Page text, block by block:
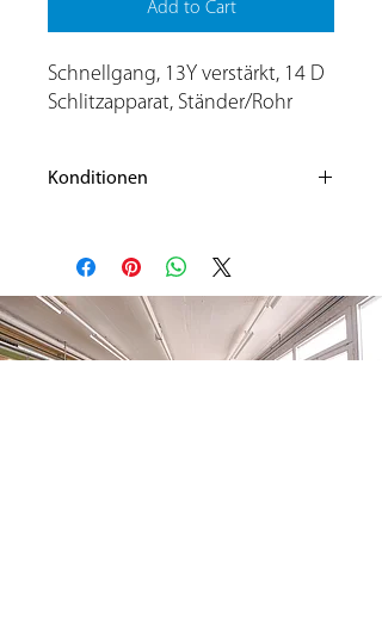
Add to Cart
Schnellgang, 13Y verstärkt, 14 D
Schlitzapparat, Ständer/Rohr
Konditionen
Transport: Verpackung, sowie allfällige
Spesen und Risiken gehen zu
Ihren Lasten
Konditionen: Preis in CHF zahlbar 1/3 bei